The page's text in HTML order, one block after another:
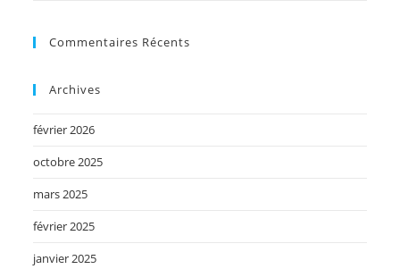
Commentaires Récents
Archives
février 2026
octobre 2025
mars 2025
février 2025
janvier 2025